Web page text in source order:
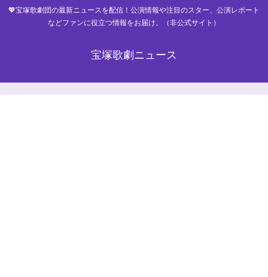
💖宝塚歌劇団の最新ニュースを配信！公演情報や注目のスター、公演レポート
などファンに役立つ情報をお届け。（非公式サイト）
宝塚歌劇ニュース